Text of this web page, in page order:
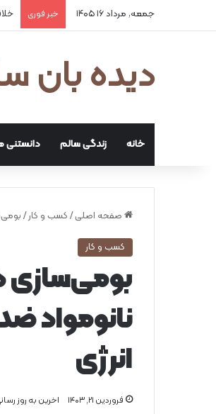
جمعه, مرداد ۱۶ ۱۴۰۵ خبر فوری ۲ علت شایع‌ کم‌شنوایی
دیده بان
خانه زندگی سالم دانستنی
صفحه اصلی / کسب و کار/
کسب و کار
بومی‌سازی
نانومواد
انرژی
فروردین ۲۱, ۱۴۰۳ اخرین به روز رسانی: